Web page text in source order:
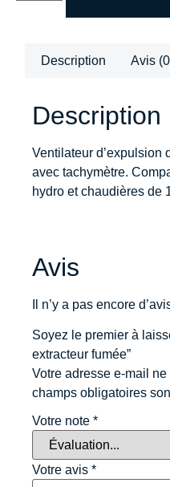
Description Avis
Description
Ventilateur d’expulsion
avec tachymètre.
hydro et chaudières de
Avis
Il n’y a pas encore
Soyez le premier à
extracteur fumée”
Votre adresse e-mail
champs obligatoires
Votre note *
Votre avis *